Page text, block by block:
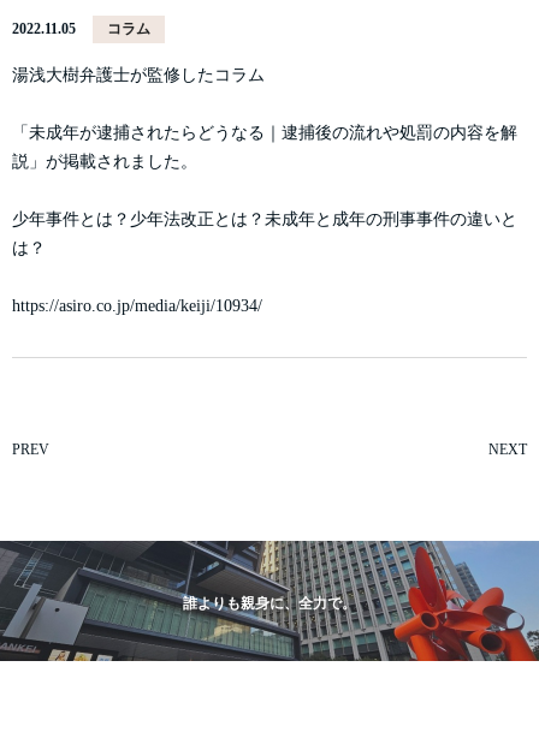
2022.11.05 コラム
湯浅大樹弁護士が監修したコラム
「未成年が逮捕されたらどうなる｜逮捕後の流れや処罰の内容を解
説」が掲載されました。
少年事件とは？少年法改正とは？未成年と成年の刑事事件の違いと
は？
https://asiro.co.jp/media/keiji/10934/
PREV NEXT
誰よりも親身に、全力で。